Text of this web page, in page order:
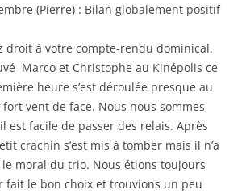
(Pierre) : Bilan globalement positif
droit à votre compte-rendu dominical.
Marco et Christophe au Kinépolis ce
heure s’est déroulée presque au
vent de face. Nous nous sommes
est facile de passer des relais. Après
crachin s’est mis à tomber mais il n’a
moral du trio. Nous étions toujours
fait le bon choix et trouvions un peu